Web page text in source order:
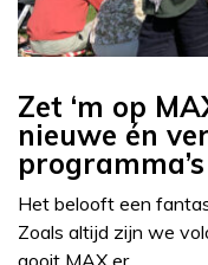
Zet ‘m op
nieuwe én
programma’s
Het belooft een
Zoals altijd zijn we